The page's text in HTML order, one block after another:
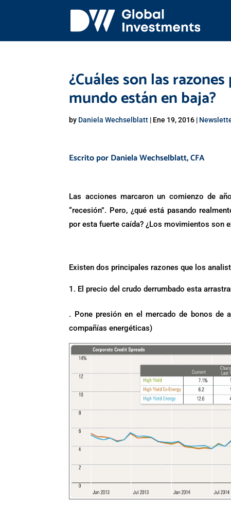
¿Cuáles son las
mundo están en baja?
by Daniela Wechselblatt | Ene 19, 2016 |
Escrito porDaniela Wechselblatt, CFA
Las acciones marcaron un comienzo de
“recesión”. Pero, ¿qué está pasando
por esta fuerte caída? ¿Los movimientos son
Existen dos principales razones que los
El precio del crudo derrumbado esta
. Pone presión en el mercado de bonos de
compañías energéticas)